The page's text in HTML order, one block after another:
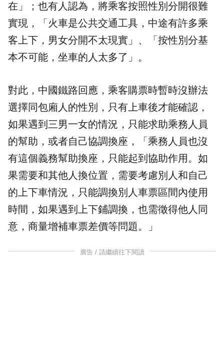
在」；也有人認為，將乘客按照性別分開很難
實現，「火車是公共交通工具，中途有許多乘
客上下，男女分開不太現實」、「按性別分基
本不可能，坐車的人太多了」。
對此，中國鐵路回應，乘客購票時暫時沒辦法
選擇同包廂人的性別，只有上車後才能確認，
如果遇到三男一女的情況，只能求助乘務人員
的幫助，或者自己協調換座，「乘務人員也沒
有這個義務幫助換座，只能起到協助作用。如
果需要和其他人換位置，需要考慮別人和自己
的上下車情況，只能調換別人車票區間內使用
時間，如果遇到上下鋪調換，也需徵得他人同
意，商量增補車票差價等問題。」
廣告 / 請繼續往下閱讀